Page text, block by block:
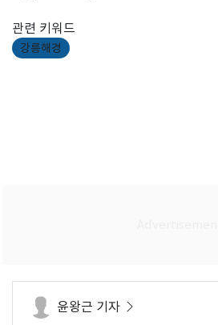
관련 키워드
강릉해경
윤왕근 기자